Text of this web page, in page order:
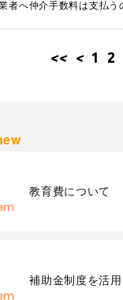
者へ仲介手数料は支払う
<< < 1 2
教育費について
補助金制度を活用